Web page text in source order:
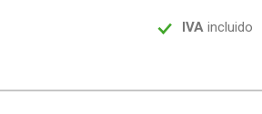
IVAincluido